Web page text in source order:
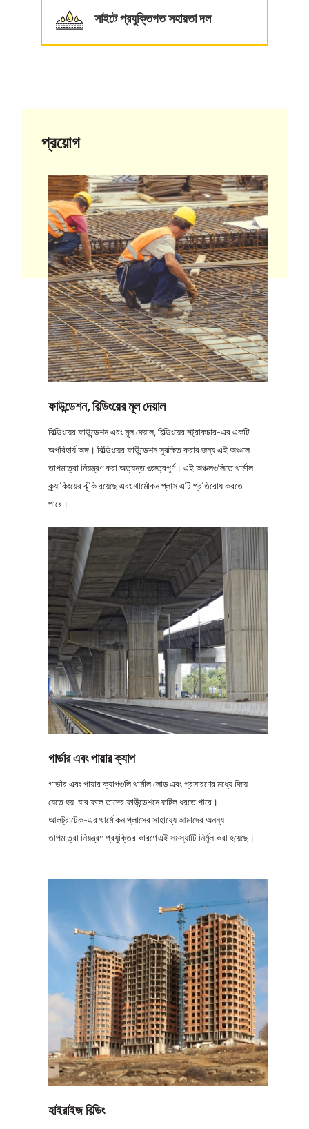
সাইটে প্রযুক্তিগত সহায়তা দল
প্রয়োগ
ফাউন্ডেশন, বিল্ডিংয়ের মূল দেয়াল
বিল্ডিংয়ের ফাউন্ডেশন এবং মূল দেয়াল, বিল্ডিংয়ের স্ট্রাকচার-এর একটি
অপরিহার্য অঙ্গ। বিল্ডিংয়ের ফাউন্ডেশন সুরক্ষিত করার জন্য এই অঞ্চলে
তাপমাত্রা নিয়ন্ত্রণ করা অত্যন্ত গুরুত্বপূর্ণ। এই অঞ্চলগুলিতে থার্মাল
ক্র্যাকিংয়ের ঝুঁকি রয়েছে এবং থার্মোকন প্লাস এটি প্রতিরোধ করতে
পারে।
গার্ডার এবং পায়ার ক্যাপ
গার্ডার এবং পায়ার ক্যাপগুলি থার্মাল লোড এবং প্রসারণের মধ্যে দিয়ে
যেতে হয় যার ফলে তাদের ফাউন্ডেশনে ফাটল ধরতে পারে।
আলট্রাটেক-এর থার্মোকন প্লাসের সাহায্যে আমাদের অনন্য
তাপমাত্রা নিয়ন্ত্রণ প্রযুক্তির কারণে এই সমস্যাটি নির্মূল করা হয়েছে।
হাইরাইজ বিল্ডিং